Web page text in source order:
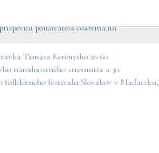
Tamása Kerényiho zo 60.
národnostného stretnutia a 30.
folklórneho festivalu Slovákov v Maďarsku,